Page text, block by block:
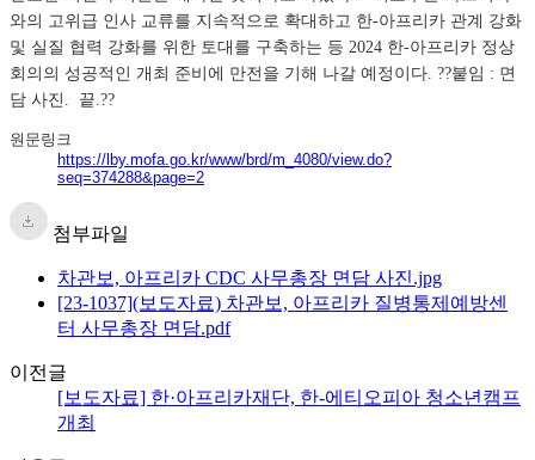
와의 고위급 인사 교류를 지속적으로 확대하고 한-아프리카 관계 강화
및 실질 협력 강화를 위한 토대를 구축하는 등 2024 한-아프리카 정상
회의의 성공적인 개최 준비에 만전을 기해 나갈 예정이다. ??붙임 : 면
담 사진. 끝.??
원문링크
https://lby.mofa.go.kr/www/brd/m_4080/view.do?
seq=374288&page=2
첨부파일
차관보, 아프리카 CDC 사무총장 면담 사진.jpg
[23-1037](보도자료) 차관보, 아프리카 질병통제예방센
터 사무총장 면담.pdf
이전글
[보도자료] 한·아프리카재단, 한-에티오피아 청소년캠프
개최